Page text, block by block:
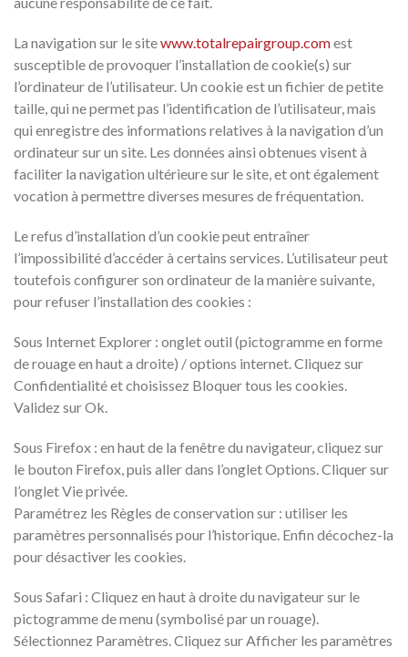
La navigation sur le sitewww.totalrepairgroup.comest
susceptible de provoquer l’installation de cookie(s) sur
l’ordinateur de l’utilisateur. Un cookie est un fichier de petite
taille, qui ne permet pas l’identification de l’utilisateur, mais
qui enregistre des informations relatives à la navigation d’un
ordinateur sur un site. Les données ainsi obtenues visent à
faciliter la navigation ultérieure sur le site, et ont également
vocation à permettre diverses mesures de fréquentation.
Le refus d’installation d’un cookie peut entraîner
l’impossibilité d’accéder à certains services. L’utilisateur peut
toutefois configurer son ordinateur de la manière suivante,
pour refuser l’installation des cookies :
Sous Internet Explorer : onglet outil (pictogramme en forme
de rouage en haut a droite) / options internet. Cliquez sur
Confidentialité et choisissez Bloquer tous les cookies.
Validez sur Ok.
Sous Firefox : en haut de la fenêtre du navigateur, cliquez sur
le bouton Firefox, puis aller dans l’onglet Options. Cliquer sur
l’onglet Vie privée.
Paramétrez les Règles de conservation sur : utiliser les
paramètres personnalisés pour l’historique. Enfin décochez-la
pour désactiver les cookies.
Sous Safari : Cliquez en haut à droite du navigateur sur le
pictogramme de menu (symbolisé par un rouage).
Sélectionnez Paramètres. Cliquez sur Afficher les paramètres